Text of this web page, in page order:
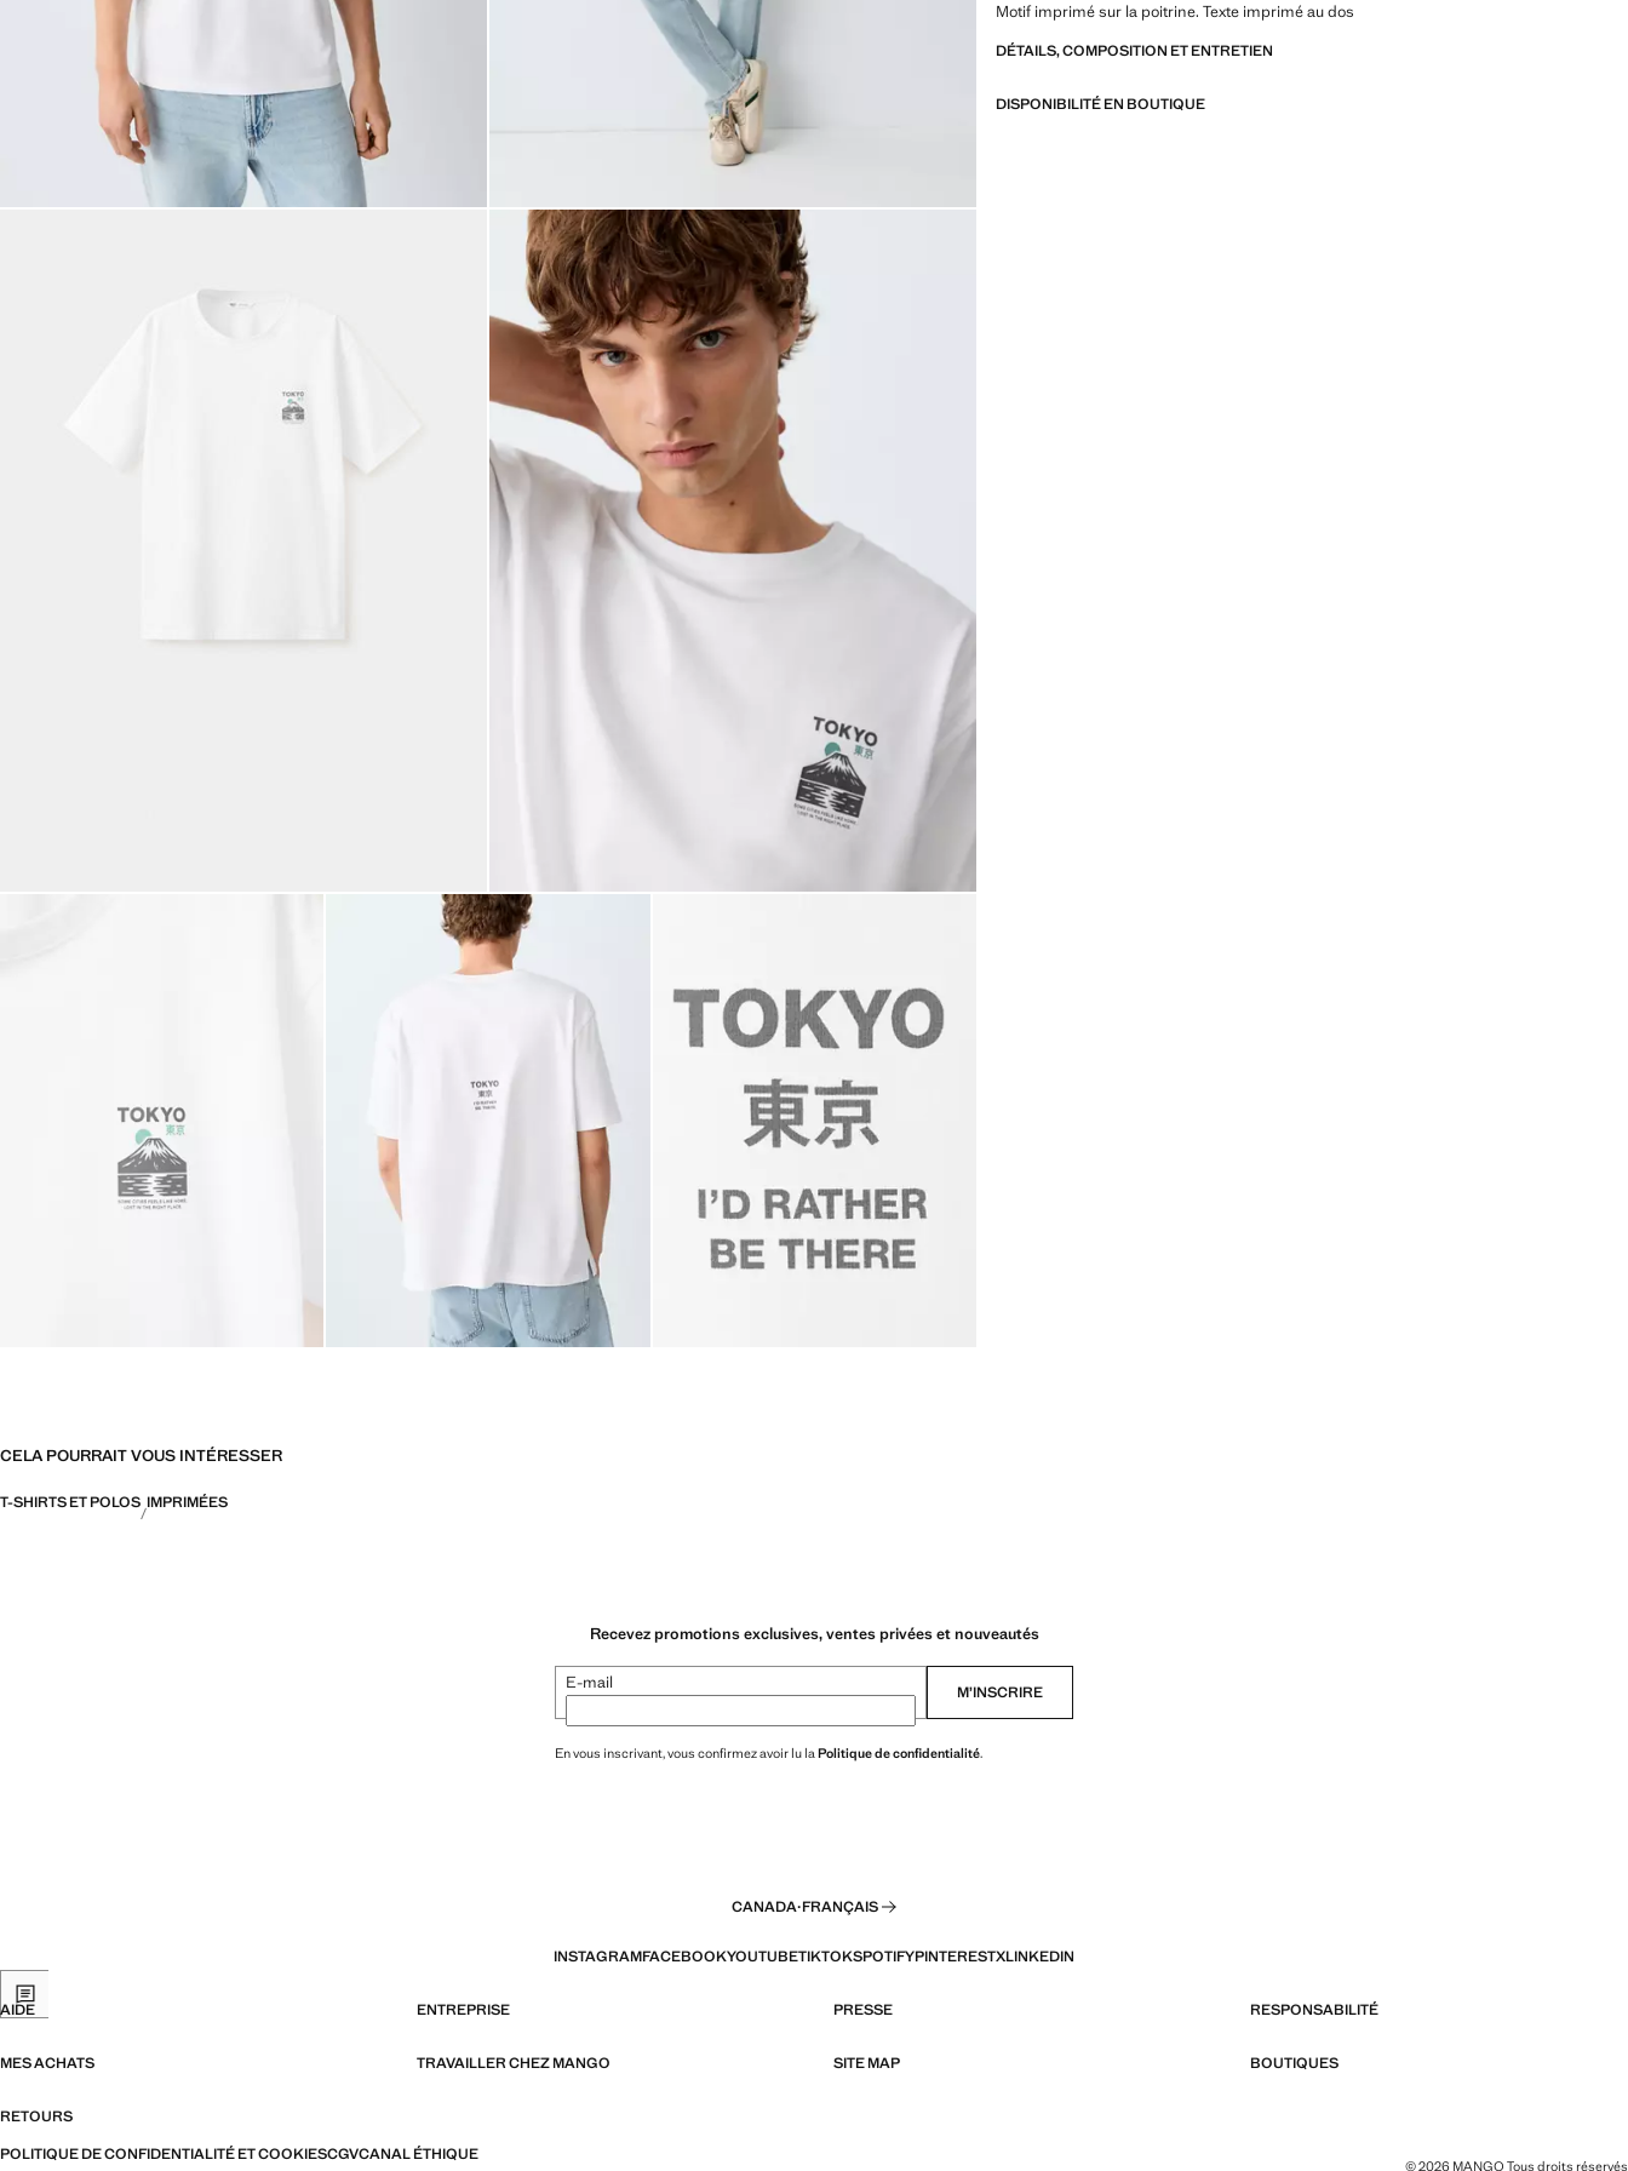
Motif imprimé sur la poitrine. Texte imprimé au dos
DÉTAILS, COMPOSITION ET ENTRETIEN
DISPONIBILITÉ EN BOUTIQUE
CELA POURRAIT VOUS INTÉRESSER
T-SHIRTS ET POLOS IMPRIMÉES
Recevez promotions exclusives, ventes privées et nouveautés
E-mail M’INSCRIRE
En vous inscrivant, vous confirmez avoir lu laPolitique de confidentialité.
CANADA·FRANÇAIS
INSTAGRAMFACEBOOKYOUTUBETIKTOKSPOTIFYPINTERESTXLINKEDIN
AIDE ENTREPRISE PRESSE RESPONSABILITÉ
MES ACHATS TRAVAILLER CHEZ MANGO SITE MAP BOUTIQUES
RETOURS
POLITIQUE DE CONFIDENTIALITÉ ET COOKIESCGVCANAL ÉTHIQUE
© 2026 MANGO Tous droits réservés